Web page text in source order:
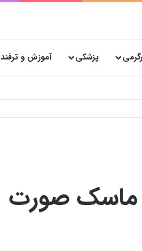
پزشکی آموزش و ترفند
است؟
ماسک صورت